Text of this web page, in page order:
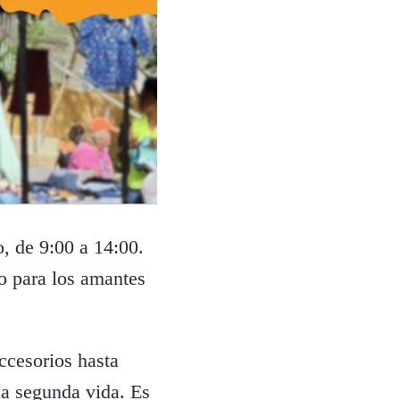
de 9:00 a 14:00.
para los amantes
hasta
segunda vida. Es